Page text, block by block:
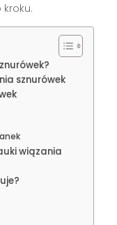
kroku.
sznurówek
wiązania